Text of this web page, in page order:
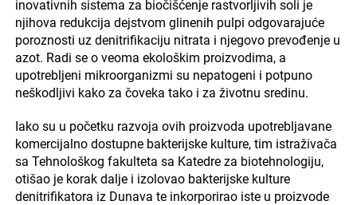
inovativnih sistema za biočišćenje rastvorljivih soli je
njihova redukcija dejstvom glinenih pulpi odgovarajuće
poroznosti uz denitrifikaciju nitrata i njegovo prevođenje u
azot. Radi se o veoma ekološkim proizvodima, a
upotrebljeni mikroorganizmi su nepatogeni i potpuno
neškodljivi kako za čoveka tako i za životnu sredinu.
Iako su u početku razvoja ovih proizvoda upotrebljavane
komercijalno dostupne bakterijske kulture, tim istraživača
sa Tehnološkog fakulteta sa Katedre za biotehnologiju,
otišao je korak dalje i izolovao bakterijske kulture
denitrifikatora iz Dunava te inkorporirao iste u proizvode